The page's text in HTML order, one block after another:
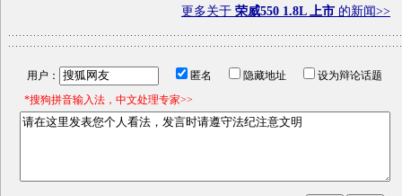
更多关于 荣威550 1.8L 上市 的新闻>>
用户： 匿名 隐藏地址
设为辩论话题
*搜狗拼音输入法，中文处理专家>>